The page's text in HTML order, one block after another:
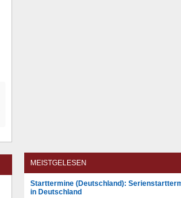
MEISTGELESEN
Starttermine (Deutschland):
in Deutschland